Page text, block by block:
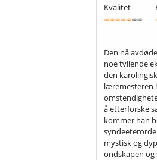
Kvalitet
Den nå
noe tvilende
den
læremesteren
å etterforske
kommer han
mystisk og
ondskapen og